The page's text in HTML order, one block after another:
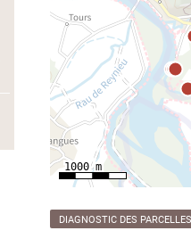
DIAGNOSTIC DES PARCELLES